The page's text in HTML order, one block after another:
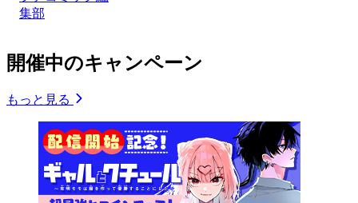
集部
開催中のキャンペーン
もっと見る